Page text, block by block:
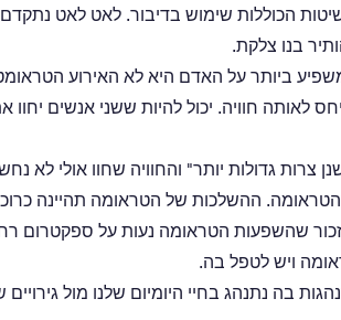
הכוללות שימוש בדיבור. לאט לאט
בנו צלקת.
ביותר על האדם היא לא האירוע
לאותה חוויה. יכול להיות ששני אנשים יחוו
צרות גדולות יותר" והחוויה שחוו אולי לא
ההשלכות של הטראומה תהיינה
שהשפעות הטראומה נעות על ספקטרום
ויש לטפל בה.
בה נתנהג בחיי היומיום שלנו מול גירויים